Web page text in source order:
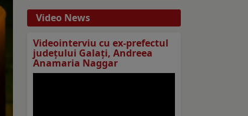
Video News
Videointerviu cu ex-prefectul
judeţului Galaţi, Andreea
Anamaria Naggar